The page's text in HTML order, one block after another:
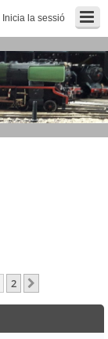
Inicia la sessió
2